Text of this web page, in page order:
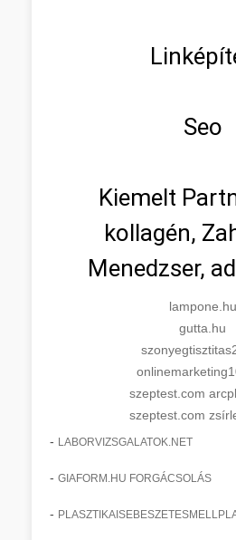
Seo
Kiemelt
kollagén,
Menedzser,
lampone.hu
gutta.hu
szeptest.com
szeptest.com
- LABORVIZSGALATOK.NET
- GIAFORM.HU FORGÁCSOLÁS
-